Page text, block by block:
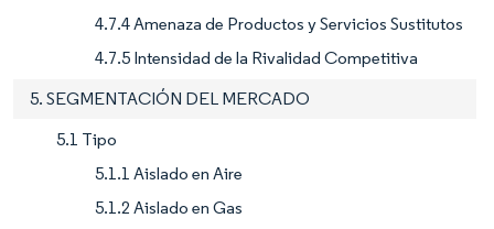
4.7.4 Amenaza de Productos y Servicios Sustitutos
4.7.5 Intensidad de la Rivalidad Competitiva
5. SEGMENTACIÓN DEL MERCADO
5.1 Tipo
5.1.1 Aislado en Aire
5.1.2 Aislado en Gas